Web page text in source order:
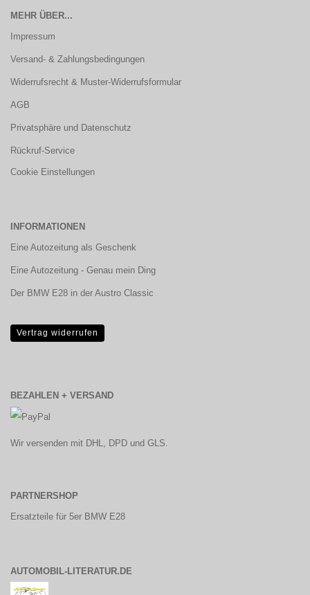
MEHR ÜBER...
Impressum
Versand- & Zahlungsbedingungen
Widerrufsrecht & Muster-Widerrufsformular
AGB
Privatsphäre und Datenschutz
Rückruf-Service
Cookie Einstellungen
INFORMATIONEN
Eine Autozeitung als Geschenk
Eine Autozeitung - Genau mein Ding
Der BMW E28 in der Austro Classic
Vertrag widerrufen
BEZAHLEN + VERSAND
Wir versenden mit DHL, DPD und GLS.
PARTNERSHOP
Ersatzteile für 5er BMW E28
AUTOMOBIL-LITERATUR.DE